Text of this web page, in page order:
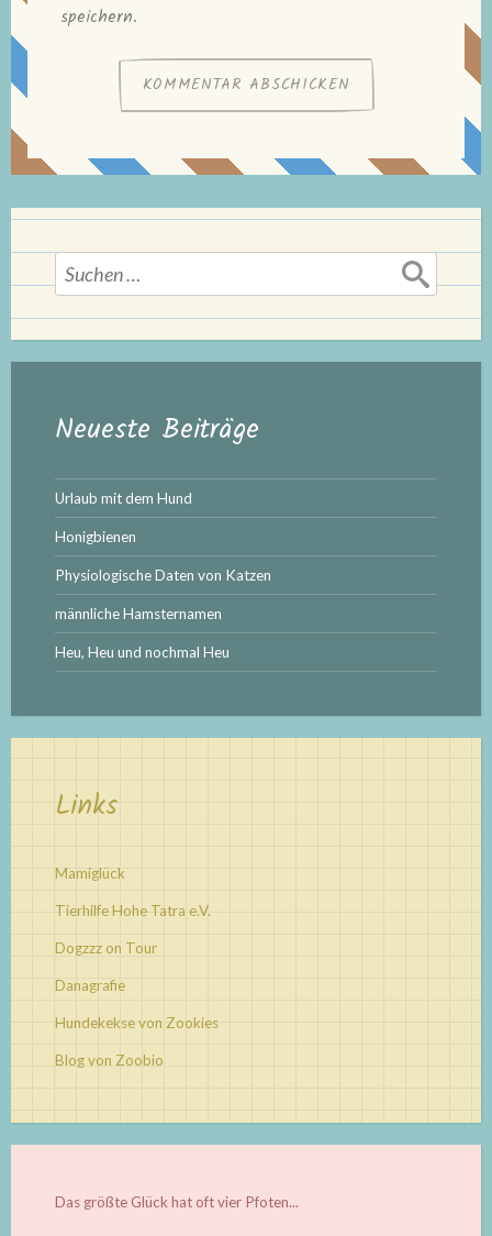
speichern.
Suchen
nach:
Neueste Beiträge
Urlaub mit dem Hund
Honigbienen
Physiologische Daten von Katzen
männliche Hamsternamen
Heu, Heu und nochmal Heu
Links
Mamiglück
Tierhilfe Hohe Tatra e.V.
Dogzzz on Tour
Danagrafie
Hundekekse von Zookies
Blog von Zoobio
Das größte Glück hat oft vier Pfoten...